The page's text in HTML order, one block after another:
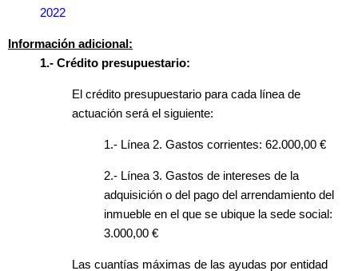
2022
Información adicional:
1.- Crédito presupuestario:
El crédito presupuestario para cada línea de
actuación será el siguiente:
1.- Línea 2. Gastos corrientes: 62.000,00 €
2.- Línea 3. Gastos de intereses de la
adquisición o del pago del arrendamiento del
inmueble en el que se ubique la sede social:
3.000,00 €
Las cuantías máximas de las ayudas por entidad